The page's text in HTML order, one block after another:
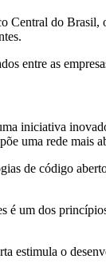
Central do
entre as
iniciativa
uma rede mais
de código
é um dos
estimula o